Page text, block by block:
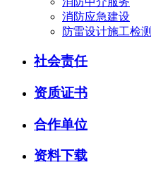
消防应急建设
防雷设计施工检测
社会责任
资质证书
合作单位
资料下载